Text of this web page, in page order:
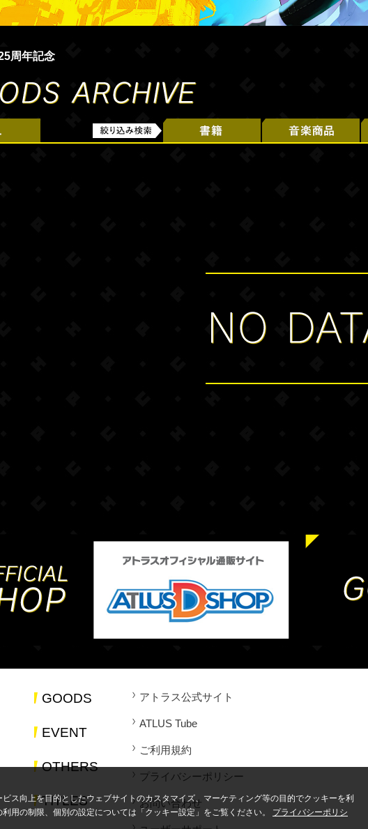
周年記念
GOODS
EVENT
OTHERS
TITLES
アトラス公式サイト
ATLUS Tube
ご利用規約
プライバシーポリシー
お問い合わせ
ス向上を目的としたウェブサイトのカスタマイズ、マーケティング等の目的でクッキーを利
用の制限、個別の設定については「クッキー設定」をご覧ください。 プライバシーポリシ